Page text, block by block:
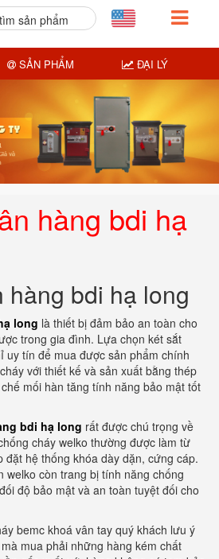
hàng bdi hạ
hàng bdi hạ long
long là thiết bị đảm bảo an toàn cho
trong gia đình. Lựa chọn két sắt
uy tín để mua được sản phẩm chính
với thiết kế và sản xuất bằng thép
mối hàn tăng tính năng bảo mật tốt
bdi hạ long rất được chú trọng về
cháy welko thường được làm từ
đặt hệ thống khóa dày dặn, cứng cáp.
welko còn trang bị tính năng chống
độ bảo mật và an toàn tuyệt đối cho
bemc khoá vân tay quý khách lưu ý
mua phải những hàng kém chất
sản phẩm
SẢN PHẨM ĐẠI LÝ